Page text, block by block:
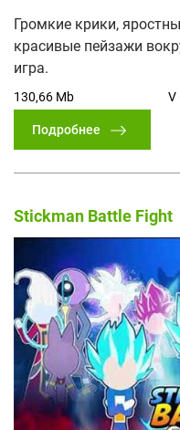
Громкие крики,
красивые пейзажи
игра.
130,66 Mb V
Подробнее
Stickman Battle Fight